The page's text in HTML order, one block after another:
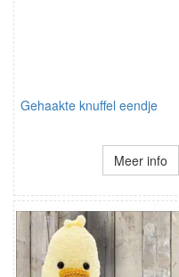
Gehaakte knuffel eendje
Meer info